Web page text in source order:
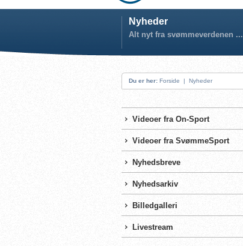
Nyheder
Alt nyt fra svømmeverdenen ...
Du er her: Forside | Nyheder
Videoer fra On-Sport
Videoer fra SvømmeSport
Nyhedsbreve
Nyhedsarkiv
Billedgalleri
Livestream